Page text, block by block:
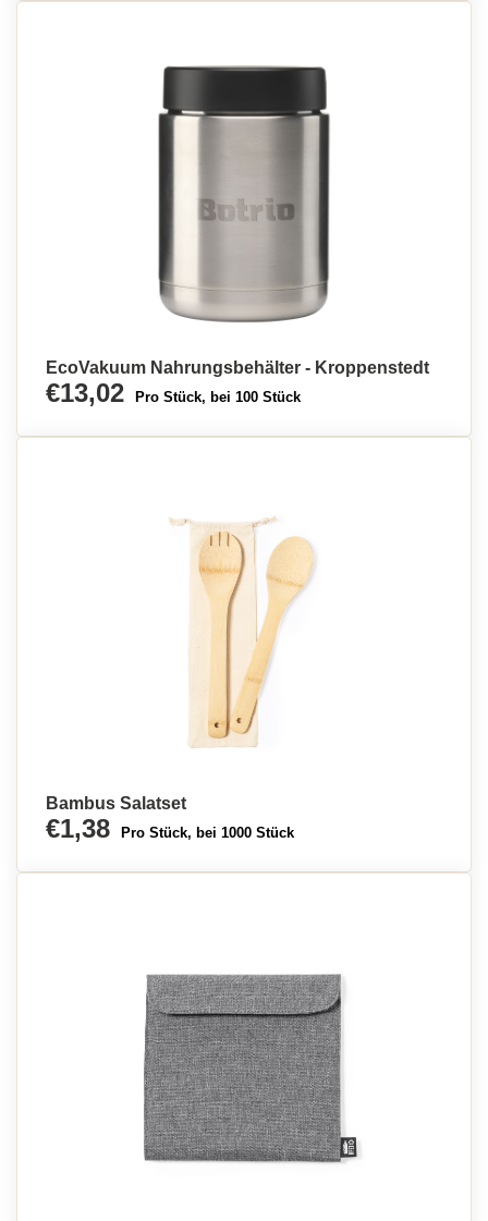
EcoVakuum Nahrungsbehälter - Kroppenstedt
€13,02 Pro Stück, bei 100 Stück
Bambus Salatset
€1,38 Pro Stück, bei 1000 Stück